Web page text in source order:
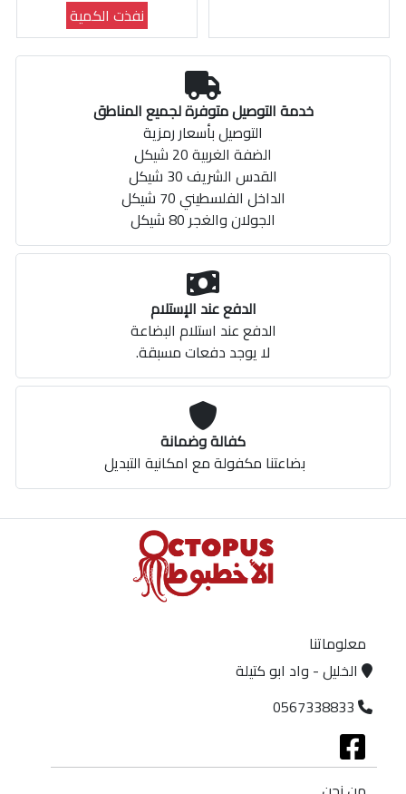
نفذت الكمية
خدمة التوصيل متوفرة لجميع المناطق
التوصيل بأسعار رمزية
الضفة الغربية 20 شيكل
القدس الشريف 30 شيكل
الداخل الفلسطيني 70 شيكل
الجولان والغجر 80 شيكل
الدفع عند الإستلام
الدفع عند استلام البضاعة
لا يوجد دفعات مسبقة.
كفالة وضمانة
بضاعتنا مكفولة مع امكانية التبديل
معلوماتنا
الخليل - واد ابو كتيلة
0567338833